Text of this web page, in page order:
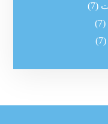
(7)
(7)
(7)